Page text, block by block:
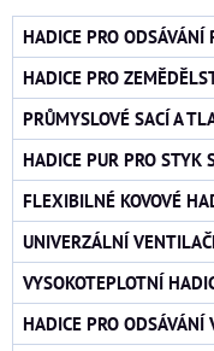
HADICE PRO
HADICE PRO
PRŮMYSLOVÉ SACÍ A
HADICE PUR PRO STYK
FLEXIBILNÉ KOVOVÉ
UNIVERZÁLNÍ
VYSOKOTEPLOTNÍ
HADICE PRO ODSÁVÁNÍ